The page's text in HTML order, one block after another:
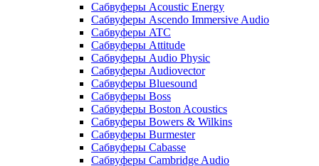
Сабвуферы Acoustic Energy
Сабвуферы Ascendo Immersive Audio
Сабвуферы ATC
Сабвуферы Attitude
Сабвуферы Audio Physic
Сабвуферы Audiovector
Сабвуферы Bluesound
Сабвуферы Boss
Сабвуферы Boston Acoustics
Сабвуферы Bowers & Wilkins
Сабвуферы Burmester
Сабвуферы Cabasse
Сабвуферы Cambridge Audio